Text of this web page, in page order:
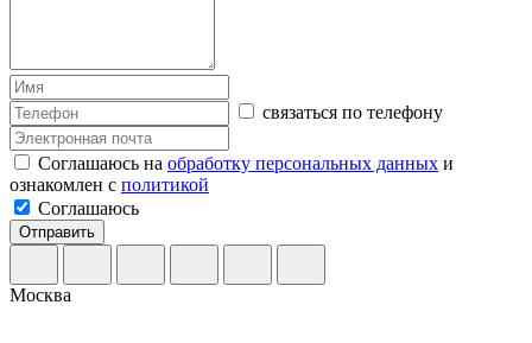
связаться по телефону
Соглашаюсь на обработку персональных данных и
ознакомлен с политикой
Соглашаюсь
Отправить
Москва